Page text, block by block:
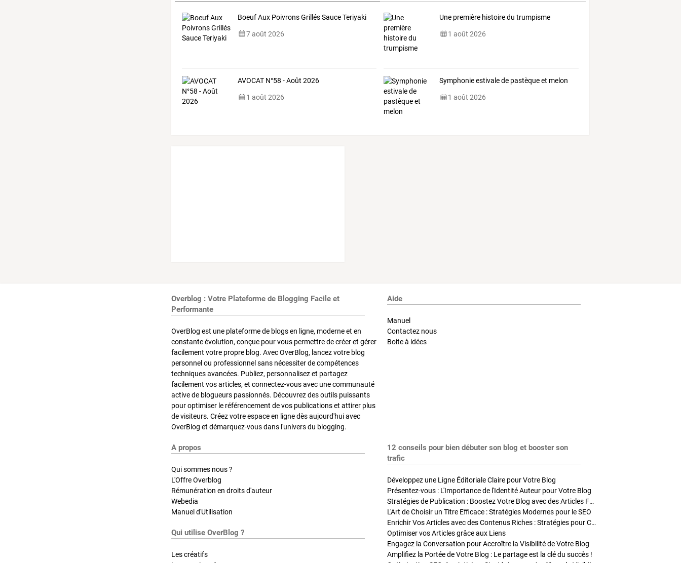
Boeuf Aux Poivrons Grillés Sauce Teriyaki
7 août 2026
Une première histoire du trumpisme
1 août 2026
AVOCAT N°58 - Août 2026
1 août 2026
Symphonie estivale de pastèque et melon
1 août 2026
Overblog : Votre Plateforme de Blogging Facile et
Performante
OverBlog est une plateforme de blogs en ligne, moderne et en
constante évolution, conçue pour vous permettre de créer et gérer
facilement votre propre blog. Avec OverBlog, lancez votre blog
personnel ou professionnel sans nécessiter de compétences
techniques avancées. Publiez, personnalisez et partagez
facilement vos articles, et connectez-vous avec une communauté
active de blogueurs passionnés. Découvrez des outils puissants
pour optimiser le référencement de vos publications et attirer plus
de visiteurs. Créez votre espace en ligne dès aujourd'hui avec
OverBlog et démarquez-vous dans l'univers du blogging.
Aide
Manuel
Contactez nous
Boite à idées
A propos
Qui sommes nous ?
L'Offre Overblog
Rémunération en droits d'auteur
Webedia
Manuel d'Utilisation
Qui utilise OverBlog ?
Les créatifs
12 conseils pour bien débuter son blog et booster son
trafic
Développez une Ligne Éditoriale Claire pour Votre Blog
Présentez-vous : L'Importance de l'Identité Auteur pour Votre Blog
Stratégies de Publication : Boostez Votre Blog avec des Articles Fréquents et Exclusifs
L'Art de Choisir un Titre Efficace : Stratégies Modernes pour le SEO
Enrichir Vos Articles avec des Contenus Riches : Stratégies pour Captiver et Optimiser
Optimiser vos Articles grâce aux Liens
Engagez la Conversation pour Accroître la Visibilité de Votre Blog
Amplifiez la Portée de Votre Blog : Le partage est la clé du succès !